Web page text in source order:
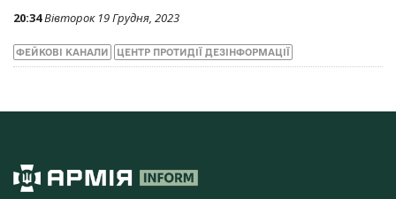
20:34Вівторок 19 Грудня, 2023
ФЕЙКОВІ КАНАЛИ ЦЕНТР ПРОТИДІЇ ДЕЗІНФОРМАЦІЇ